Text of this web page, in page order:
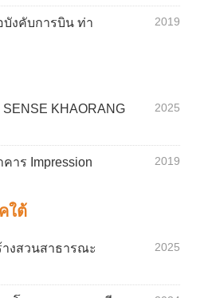
บังคับการบิน ท่า
2019
KHAORANG
2025
าร Impression
2019
ใต้
งสวนสาธารณะ
2025